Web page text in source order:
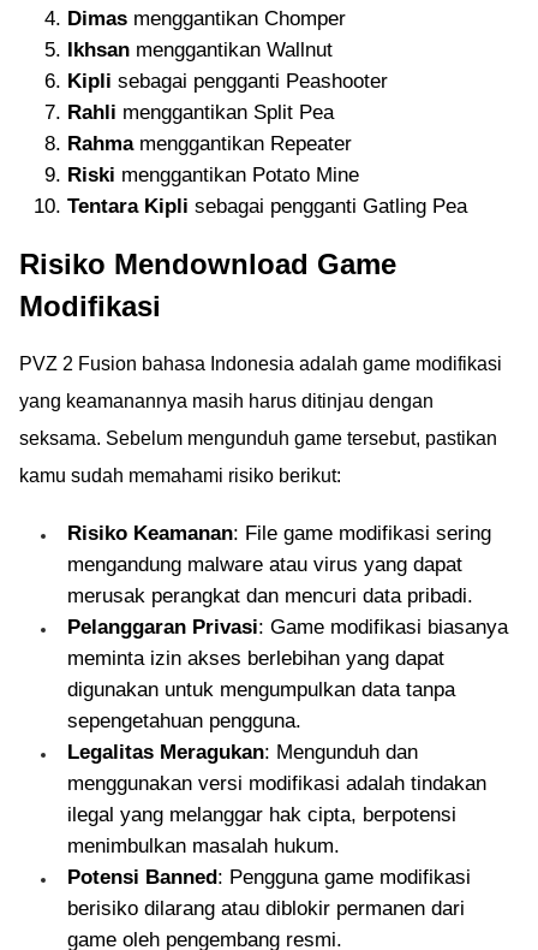
Dimas menggantikan Chomper
Ikhsan menggantikan Wallnut
Kipli sebagai pengganti Peashooter
Rahli menggantikan Split Pea
Rahmamenggantikan Repeater
Riski menggantikan Potato Mine
Tentara Kipli sebagai pengganti Gatling Pea
Risiko Mendownload Game
Modifikasi
PVZ 2 Fusion bahasa Indonesia adalah game modifikasi
yang keamanannya masih harus ditinjau dengan
seksama. Sebelum mengunduh game tersebut, pastikan
kamu sudah memahami risiko berikut:
Risiko Keamanan: File game modifikasi sering
mengandung malware atau virus yang dapat
merusak perangkat dan mencuri data pribadi.
Pelanggaran Privasi: Game modifikasi biasanya
meminta izin akses berlebihan yang dapat
digunakan untuk mengumpulkan data tanpa
sepengetahuan pengguna.
Legalitas Meragukan: Mengunduh dan
menggunakan versi modifikasi adalah tindakan
ilegal yang melanggar hak cipta, berpotensi
menimbulkan masalah hukum.
Potensi Banned: Pengguna game modifikasi
berisiko dilarang atau diblokir permanen dari
game oleh pengembang resmi.